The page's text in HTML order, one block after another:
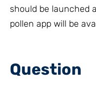
should be launched
pollen app will be
Question